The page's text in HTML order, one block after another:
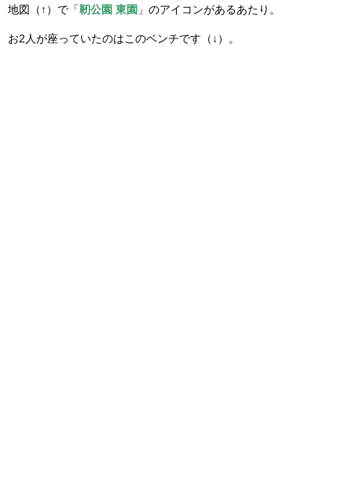
地図（↑）で「靭公園 東園 」のアイコンがあるあたり。
お2人が座っていたのはこのベンチです（↓）。